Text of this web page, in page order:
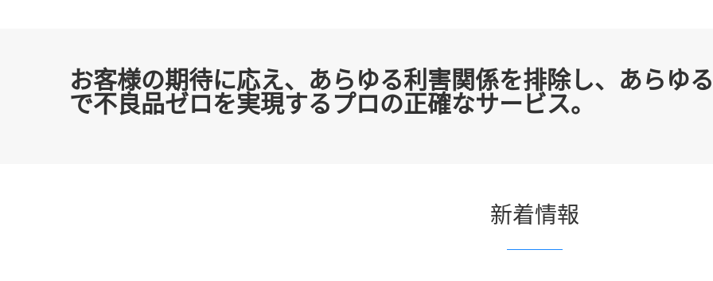
お客様の期待に応え、あらゆる利害関係を排除し、あらゆ
で不良品ゼロを実現するプロの正確なサービス。
新着情報